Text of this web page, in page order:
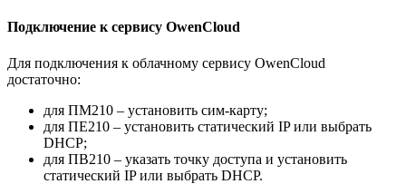
Подключение к сервису OwenCloud
Для подключения к облачному сервису OwenCloud
достаточно:
для ПМ210 – установить сим-карту;
для ПЕ210 – установить статический IP или выбрать
DHCP;
для ПВ210 – указать точку доступа и установить
статический IP или выбрать DHCP.